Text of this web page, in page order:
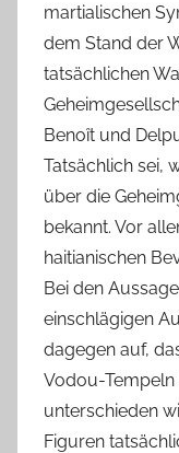
martialischen
dem Stand der
tatsächlichen
Benoȋt und
Tatsächlich sei,
über die
bekannt. Vor
haitianischen
Bei den
einschlägigen
dagegen auf,
Vodou-
unterschieden
Figuren